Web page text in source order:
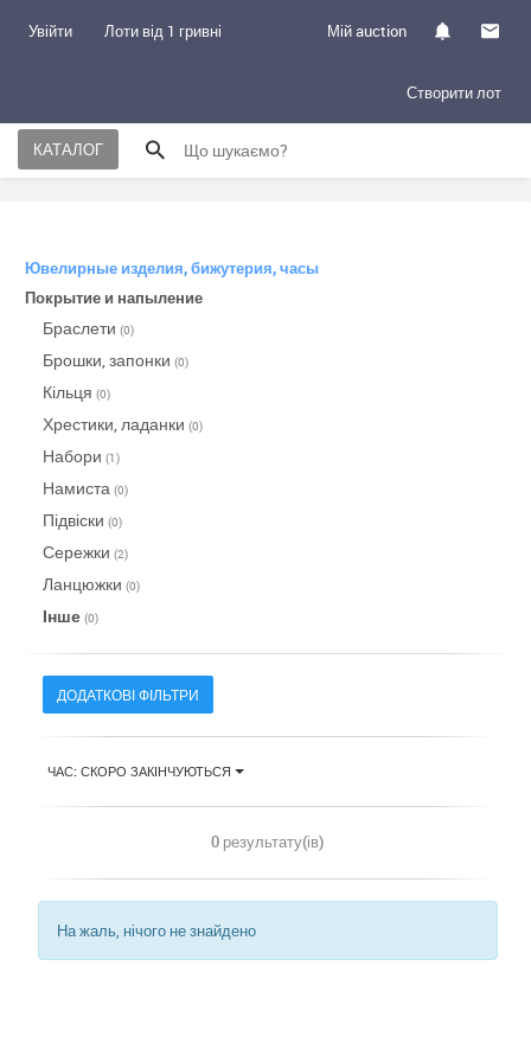
Увійти Лоти від 1 гривні Мій auction
Створити лот
КАТАЛОГ
Ювелирные изделия, бижутерия, часы
Покрытие и напыление
Браслети (0)
Брошки, запонки (0)
Кільця (0)
Хрестики, ладанки (0)
Набори (1)
Намиста (0)
Підвіски (0)
Сережки (2)
Ланцюжки (0)
Інше (0)
ДОДАТКОВІ ФІЛЬТРИ
ЧАС: СКОРО ЗАКІНЧУЮТЬСЯ
0 результату(ів)
На жаль, нічого не знайдено